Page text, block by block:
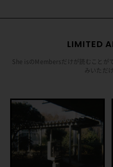
LIMITED
She isのMembersだけが読むことが
みいただ